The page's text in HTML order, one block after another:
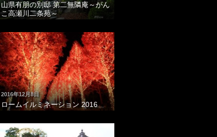
山県有朋の別邸 第二無隣庵～がん
こ高瀬川二条苑～
2016年12月8日
ロームイルミネーション 2016